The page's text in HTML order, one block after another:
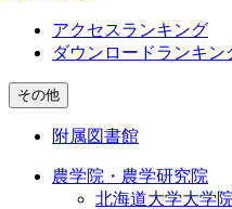
アクセスランキング
ダウンロードランキン
その他
附属図書館
農学院・農学研究院
北海道大学大学